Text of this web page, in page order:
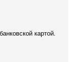
картой.